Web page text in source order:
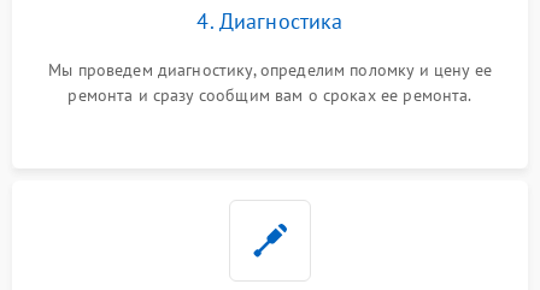
4. Диагностика
Мы проведем диагностику, определим поломку и цену ее
ремонта и сразу сообщим вам о сроках ее ремонта.